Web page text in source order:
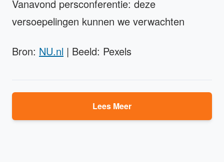
Vanavond persconferentie: deze
versoepelingen kunnen we verwachten
Bron: NU.nl | Beeld: Pexels
Lees Meer